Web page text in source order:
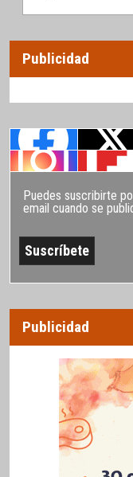
Publicidad
Puedes suscribirte
email cuando se
Publicidad